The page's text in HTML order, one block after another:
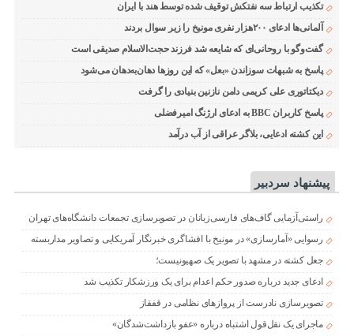
تکذیب ارتباط سه نفتکش توقیف شده توسط هند با ایران
آلمانی‌ها ادعای ۲۰۰هزار نفری مونیخ را زیر سوال بردند
گفت‌وگو با روحانی‌ای که شایعه شد فرزند حجت‌الاسلام صدیقی است
پاسخ به شبهات سوزاندن «بعل» که این روزها دهان‌به‌دهان می‌شود
دیکتاتوری علی کریمی دامن نازنین بنیادی را گرفت
پاسخ کاربران BBC به ادعای ارژنگ امیرفضلی
این کشته ادعایی، بلاگر عراقی از آب درآمد
پیشنهاد سردبیر
راستی‌آزمایی گاف‌های فارسی‌زبانان در تصویرسازی تجمعات دانشگاه‌های تهران
رسوایی «آمارسازی» در مونیخ با افشاگری خبرنگار آمریکایی و تصاویر مداربسته
جعل کشته در مشهد با تصویر یک صهیونیست؛
ادعای جدید درباره صدور حکم اعدام برای یک ورزشکار تکذیب شد
تصویرسازی نادرست از پروازهای نظامی در قفقاز
ماجرای یک نقل‌قول اشتباه درباره «عفو بازداشت‌شدگان»